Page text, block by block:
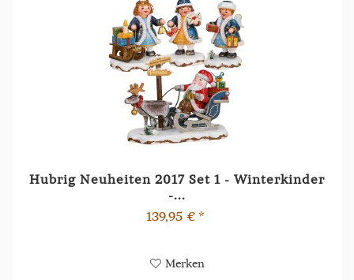
Hubrig Neuheiten 2017 Set 1 - Winterkinder
-...
139,95 € *
Merken